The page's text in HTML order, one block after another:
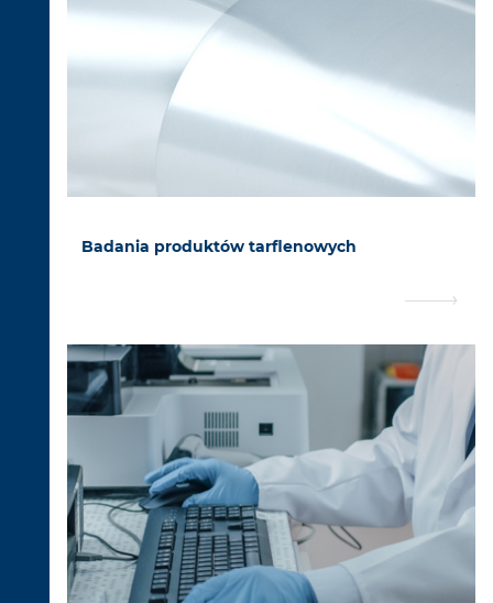
Badania produktów tarflenowych